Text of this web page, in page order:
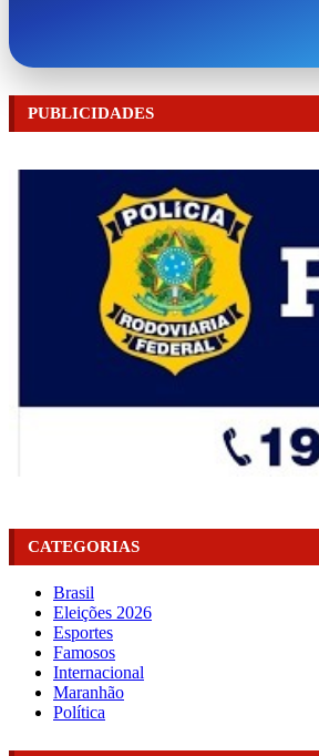
PUBLICIDADES
CATEGORIAS
Brasil
Eleições 2026
Esportes
Famosos
Internacional
Maranhão
Política